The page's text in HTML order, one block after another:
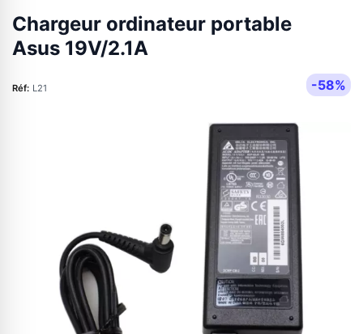
Chargeur ordinateur portable
Asus 19V/2.1A
Réf: L21 -58%